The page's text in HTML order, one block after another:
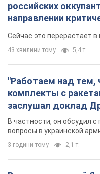
российских
направлении
удалось
Сейчас это перерастает в
43 хвилини тому 5,4 т.
"Работаем над тем,
комплекты с
заслушал доклад
новых мерах
В частности, он обсудил
вопросы в украинской
3 години тому 2,1 т.